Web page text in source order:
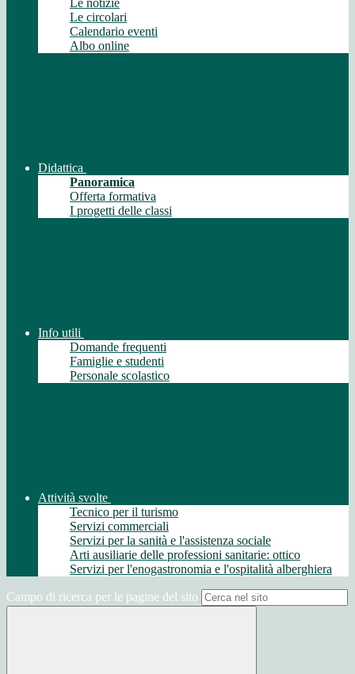
Le notizie
Le circolari
Calendario eventi
Albo online
Didattica
Panoramica
Offerta formativa
I progetti delle classi
Info utili
Domande frequenti
Famiglie e studenti
Personale scolastico
Attività svolte
Tecnico per il turismo
Servizi commerciali
Servizi per la sanità e l'assistenza sociale
Arti ausiliarie delle professioni sanitarie: ottico
Servizi per l'enogastronomia e l'ospitalità alberghiera
Campo di ricerca per le pagine del sito